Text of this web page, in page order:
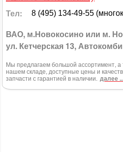
Тел: 8 (495) 134-49-55
ВАО, м.Новокосино или м.
ул. Кетчерская 13,
Мы предлагаем большой ассортимент, а
нашем складе, доступные цены и
запчасти с гарантией в наличии. далее